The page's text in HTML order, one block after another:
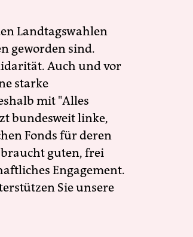
Landtagswahlen
geworden sind.
Auch und vor
starke
mit "Alles
bundesweit linke,
Fonds für deren
braucht guten, frei
Engagement.
Sie unsere